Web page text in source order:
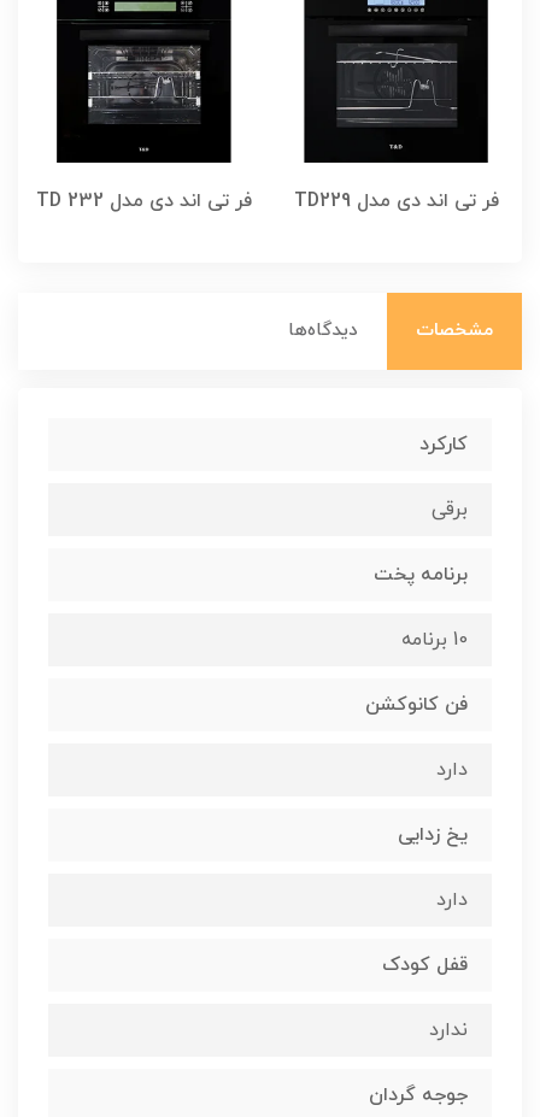
فر تی اند دی مدل TD229 فر تی اند دی مدل TD 232
مشخصات دیدگاه‌ها
کارکرد
برقی
برنامه پخت
10 برنامه
فن کانوکشن
دارد
یخ زدایی
دارد
قفل کودک
ندارد
جوجه گردان